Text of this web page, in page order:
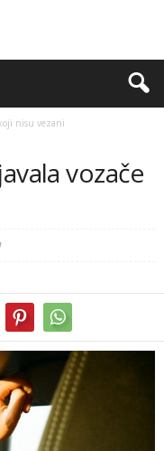
nisu vezani
vozače